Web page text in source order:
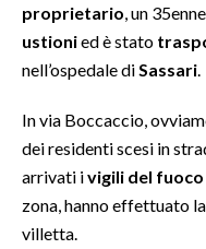
SARDI NEL MONDO
NOTIZIE
EVENTI
3 MINUTI CON
INSULARITÀ
proprietario , un
ustionied è stato
nell’ospedale di Sassari
In via Boccaccio,
dei residenti scesi in
arrivati ivigili del fuoco
zona, hanno effettuato
villetta.